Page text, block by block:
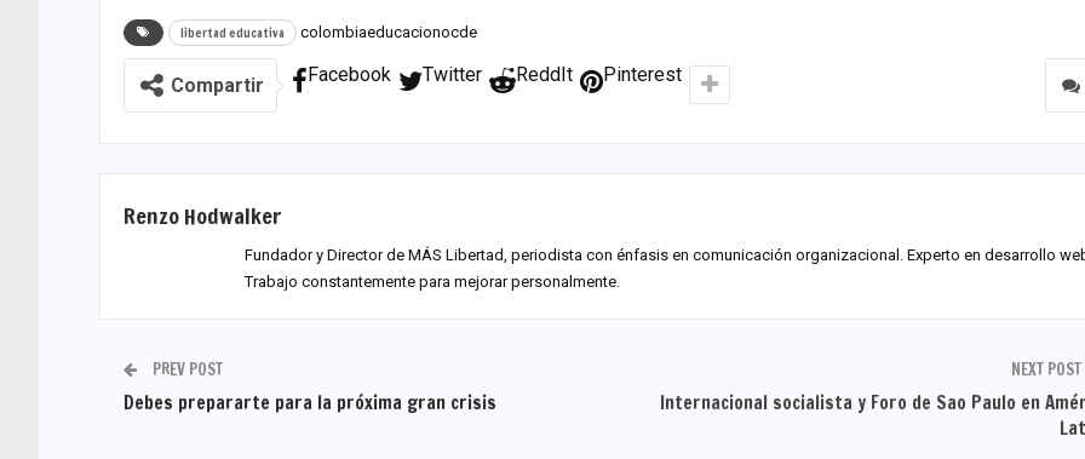
colombiaeducacion
libertad educativa ocde
Compartir Facebook Twitter ReddIt Pinterest
Renzo Hodwalker
Fundador y Director de MÁS Libertad, periodista con énfasis en comunicación organizacional. Experto en desarrollo
Trabajo constantemente para mejorar personalmente.
PREV POST
Debes prepararte para la próxima gran crisis
NEXT POST
Internacional socialista y Foro de Sao Paulo en